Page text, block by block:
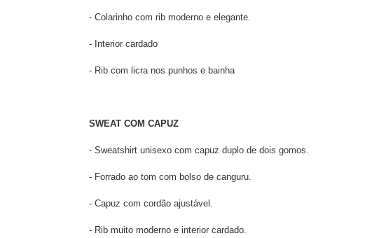
- Colarinho com rib moderno e elegante.
- Interior cardado
- Rib com licra nos punhos e bainha
SWEAT COM CAPUZ
- Sweatshirt unisexo com capuz duplo de dois gomos.
- Forrado ao tom com bolso de canguru.
- Capuz com cordão ajustável.
- Rib muito moderno e interior cardado.